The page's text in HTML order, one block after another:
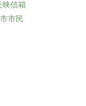
映信箱
市民